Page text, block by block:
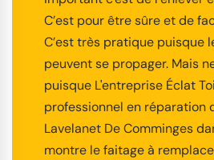
C’est pour être sûre et de
C’est très pratique puisque
peuvent se propager. Mais
puisque L'entreprise Éclat
professionnel en réparation
Lavelanet De Comminges
montre le faitage à